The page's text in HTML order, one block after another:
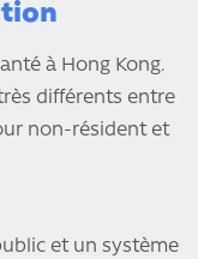
à Hong Kong.
différents entre
non-résident et
et un système